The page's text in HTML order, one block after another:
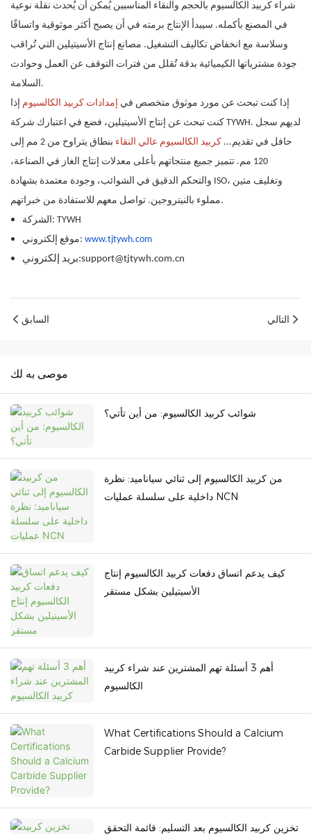
شراء كربيد الكالسيوم بالحجم والنقاء المناسبين يُمكن أن يُحدث نقلة نوعية
في المصنع بأكمله. سيبدأ الإنتاج برمته في أن يصبح أكثر موثوقية واتساقًا
وسلاسة مع انخفاض تكاليف التشغيل. مصانع إنتاج الأسيتيلين التي تُراقب
جودة مشترياتها الكيميائية بدقة تُقلل من فترات التوقف عن العمل وحوادث
السلامة.
إذا كنت تبحث عن مورد موثوق متخصص في إمدادات كربيد الكالسيوم إذا
كنت تبحث عن إنتاج الأسيتيلين، فضع في اعتبارك شركة TYWH. لديهم سجل
حافل في تقديم... كربيد الكالسيوم عالي النقاء
بنطاق يتراوح من 2 مم إلى
120 مم. تتميز جميع منتجاتهم بأعلى معدلات إنتاج الغاز في الصناعة،
والتحكم الدقيق في الشوائب، وجودة معتمدة بشهادة ISO، وتغليف متين
مملوء بالنيتروجين. تواصل معهم للاستفادة من خبراتهم.
الشركة: TYWH
موقع إلكتروني: www.tjtywh.com
بريد إلكتروني:support@tjtywh.com.cn
السابق التالي
موصى به لك
شوائب كربيد الكالسيوم: من أين تأتي؟
من كربيد الكالسيوم إلى ثنائي سياناميد: نظرة
داخلية على سلسلة عمليات NCN
كيف يدعم اتساق دفعات كربيد الكالسيوم إنتاج
الأسيتيلين بشكل مستقر
أهم 3 أسئلة تهم المشترين عند شراء كربيد
الكالسيوم
What Certifications Should a Calcium
Carbide Supplier Provide?
تخزين كربيد الكالسيوم بعد التسليم: قائمة التحقق